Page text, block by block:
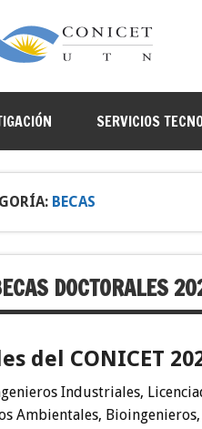
SERVICIOS
BECAS
DOCTORALES
del CONICET
Industriales,
Ambientales,